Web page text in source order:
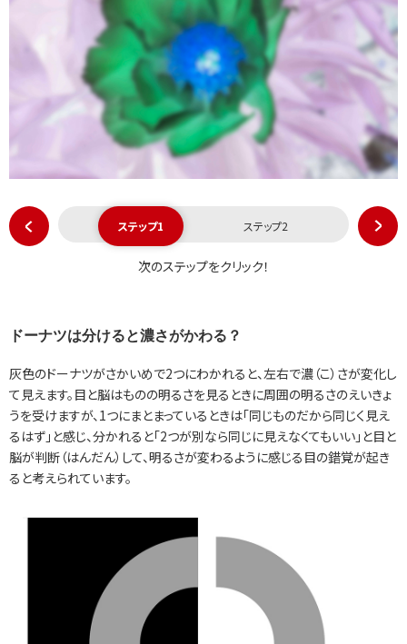
ステップ1 ステップ2
次のステップをクリック！
ドーナツは分けると濃さがかわる？
灰色のドーナツがさかいめで2つにわかれると、左右で濃（こ）さが変化し
て見えます。目と脳はものの明るさを見るときに周囲の明るさのえいきょ
うを受けますが、1つにまとまっているときは「同じものだから同じく見え
るはず」と感じ、分かれると「2つが別なら同じに見えなくてもいい」と目と
脳が判断（はんだん）して、明るさが変わるように感じる目の錯覚が起き
ると考えられています。